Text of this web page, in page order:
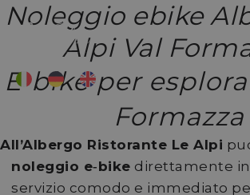
Noleggio ebike
Alpi Val
E‑bike per
Formazza
All’Albergo Ristorante Le Alpi
noleggio e‑bike direttamente
servizio comodo e immediato